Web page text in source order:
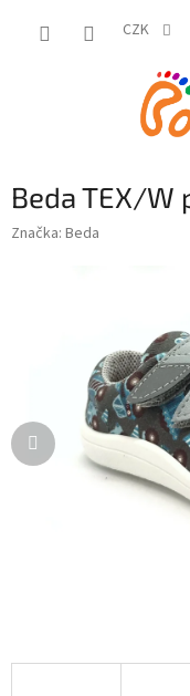
CZK
Beda TEX/W
Značka: Beda